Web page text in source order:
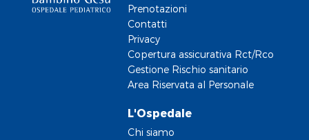
Prenotazioni
Contatti
Privacy
Copertura assicurativa Rct/Rco
Gestione Rischio sanitario
Area Riservata al Personale
L'Ospedale
Chi siamo